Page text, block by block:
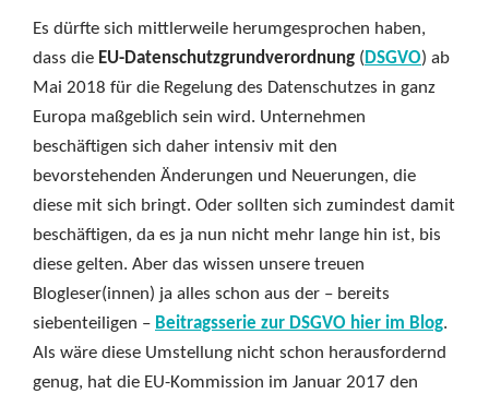
Es dürfte sich mittlerweile herumgesprochen haben,
dass die EU-Datenschutzgrundverordnung ( DSGVO) ab
Mai 2018 für die Regelung des Datenschutzes in ganz
Europa maßgeblich sein wird. Unternehmen
beschäftigen sich daher intensiv mit den
bevorstehenden Änderungen und Neuerungen, die
diese mit sich bringt. Oder sollten sich zumindest damit
beschäftigen, da es ja nun nicht mehr lange hin ist, bis
diese gelten. Aber das wissen unsere treuen
Blogleser(innen) ja alles schon aus der – bereits
siebenteiligen – Beitragsserie zur DSGVO hier im Blog.
Als wäre diese Umstellung nicht schon herausfordernd
genug, hat die EU-Kommission im Januar 2017 den